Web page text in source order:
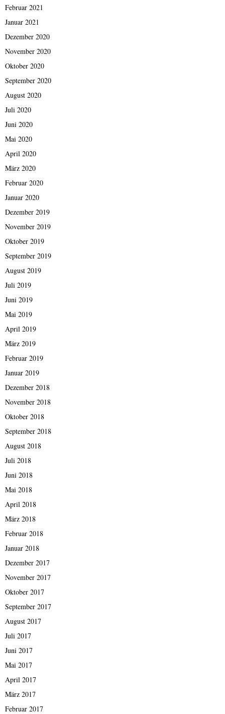
Februar 2021
Januar 2021
Dezember 2020
November 2020
Oktober 2020
September 2020
August 2020
Juli 2020
Juni 2020
Mai 2020
April 2020
März 2020
Februar 2020
Januar 2020
Dezember 2019
November 2019
Oktober 2019
September 2019
August 2019
Juli 2019
Juni 2019
Mai 2019
April 2019
März 2019
Februar 2019
Januar 2019
Dezember 2018
November 2018
Oktober 2018
September 2018
August 2018
Juli 2018
Juni 2018
Mai 2018
April 2018
März 2018
Februar 2018
Januar 2018
Dezember 2017
November 2017
Oktober 2017
September 2017
August 2017
Juli 2017
Juni 2017
Mai 2017
April 2017
März 2017
Februar 2017